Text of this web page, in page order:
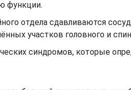
функции.
отдела сдавливаются
участков головного и
синдромов, которые